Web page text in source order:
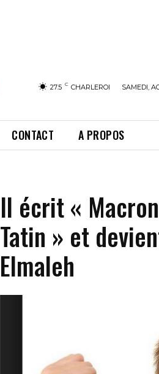
27.5 C CHARLEROI SAMEDI,
CONTACT A PROPOS
Il écrit «
Tatin » et
Elmaleh